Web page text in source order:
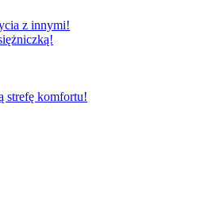
z innymi!
strefę komfortu!